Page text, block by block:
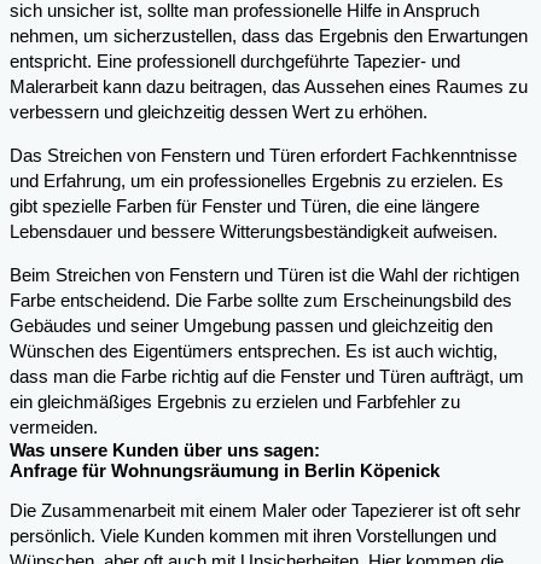
sich unsicher ist, sollte man professionelle Hilfe in Anspruch
nehmen, um sicherzustellen, dass das Ergebnis den Erwartungen
entspricht. Eine professionell durchgeführte Tapezier- und
Malerarbeit kann dazu beitragen, das Aussehen eines Raumes zu
verbessern und gleichzeitig dessen Wert zu erhöhen.
Das Streichen von Fenstern und Türen erfordert Fachkenntnisse
und Erfahrung, um ein professionelles Ergebnis zu erzielen. Es
gibt spezielle Farben für Fenster und Türen, die eine längere
Lebensdauer und bessere Witterungsbeständigkeit aufweisen.
Beim Streichen von Fenstern und Türen ist die Wahl der richtigen
Farbe entscheidend. Die Farbe sollte zum Erscheinungsbild des
Gebäudes und seiner Umgebung passen und gleichzeitig den
Wünschen des Eigentümers entsprechen. Es ist auch wichtig,
dass man die Farbe richtig auf die Fenster und Türen aufträgt, um
ein gleichmäßiges Ergebnis zu erzielen und Farbfehler zu
vermeiden.
Was unsere Kunden über uns sagen:
Anfrage für Wohnungsräumung in Berlin Köpenick
Die Zusammenarbeit mit einem Maler oder Tapezierer ist oft sehr
persönlich. Viele Kunden kommen mit ihren Vorstellungen und